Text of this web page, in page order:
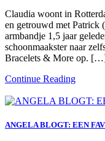
Claudia woont in
en getrouwd met Patrick
armbandje 1,5 jaar
schoonmaakster naar
Bracelets & More op.
Continue Reading
ANGELA BLOGT: EEN